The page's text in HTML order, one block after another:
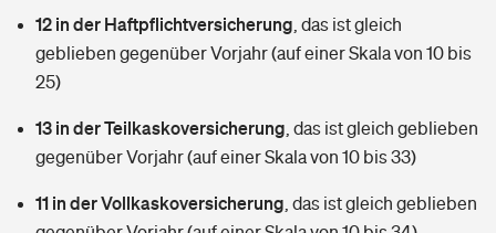
Wer versichert was: Jetzt Versicherer finden
Sie haben Fragen?
Mietkautionsversicherung
Restkreditversicherung
Kinderinvalidität
Hundehalter-Haftpflicht
Tierkrankenversicherung
Zur Übersicht
Tools
Wer versichert was: Jetzt Versicherer finden
12 in der Haftpflichtversicherung das ist gleich
geblieben gegenüber Vorjahr (auf einer Skala von 10 bis
25)
13 in der Teilkaskoversicherung das ist gleich geblieben
gegenüber Vorjahr (auf einer Skala von 10 bis 33)
11 in der Vollkaskoversicherung das ist gleich geblieben